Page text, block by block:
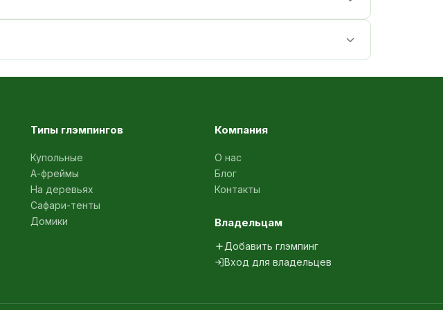
Типы глэмпингов
Купольные
А-фреймы
На деревьях
Сафари-тенты
Домики
Компания
О нас
Блог
Контакты
Владельцам
Добавить глэмпинг
Вход для владельцев